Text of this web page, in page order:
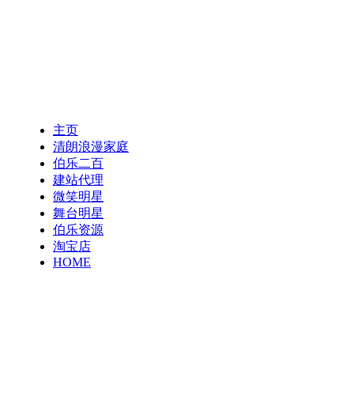
主页
清朗浪漫家庭
伯乐二百
建站代理
微笑明星
舞台明星
伯乐资源
淘宝店
HOME